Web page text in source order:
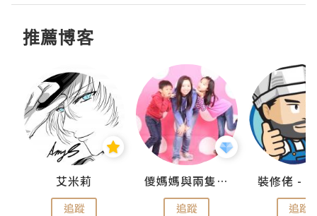
推薦博客
艾米莉
追蹤
儍媽媽與兩隻小魔怪之家
追蹤 追蹤